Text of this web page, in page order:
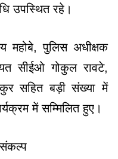
उपस्थित रहे।
महोबे, पुलिस अधीक्षक
सीईओ गोकुल रावटे,
सहित बड़ी संख्या में
में सम्मिलित हुए।
संकल्प